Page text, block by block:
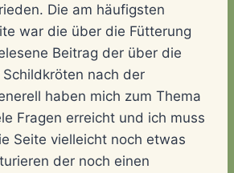
Die am häufigsten
war die über die Fütterung
Beitrag der über die
nach der
haben mich zum Thema
Fragen erreicht und ich muss
Seite vielleicht noch etwas
der noch einen